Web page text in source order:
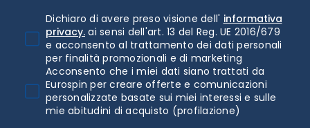
Dichiaro di avere preso visione dell' informativa
privacy. ai sensi dell'art. 13 del Reg. UE 2016/679
e acconsento al trattamento dei dati personali
per finalità promozionali e di marketing
Acconsento che i miei dati siano trattati da
Eurospin per creare offerte e comunicazioni
personalizzate basate sui miei interessi e sulle
mie abitudini di acquisto (profilazione)